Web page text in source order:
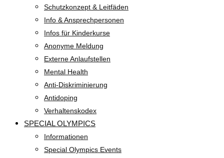
Schutzkonzept & Leitfäden
Info & Ansprechpersonen
Infos für Kinderkurse
Anonyme Meldung
Externe Anlaufstellen
Mental Health
Anti-Diskriminierung
Antidoping
Verhaltenskodex
SPECIAL OLYMPICS
Informationen
Special Olympics Events